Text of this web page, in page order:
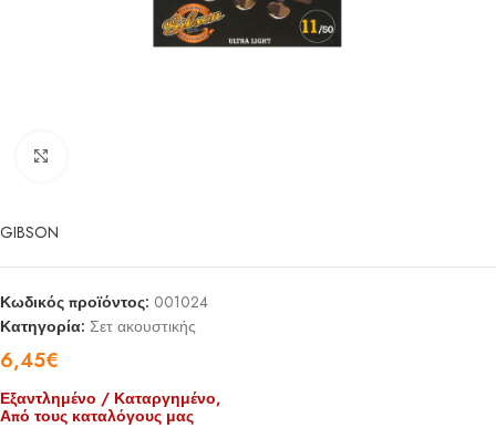
GIBSON
Κωδικός προϊόντος: 001024
Κατηγορία: Σετ ακουστικής
6,45€
Εξαντλημένο / Καταργημένο,
Από τους καταλόγους μας